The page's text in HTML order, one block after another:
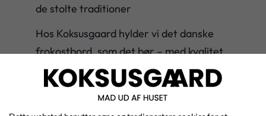
de stolte traditioner
Hos Koksusgaard hylder vi det danske
frokostbord, som det bør – med kvalitet,
omtanke og respekt for traditionerne.
Vores klassiske frokostbuffet er en hyldest
til de gode, gamle dyder i det danske